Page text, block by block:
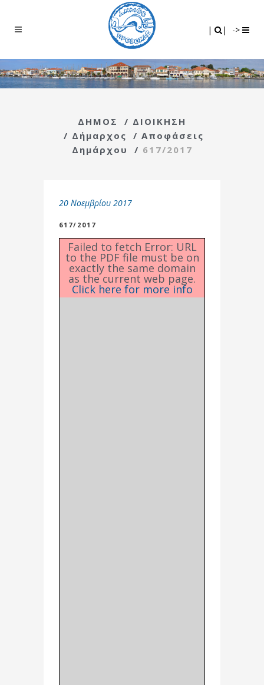
| | ->
ΔΗΜΟΣ / ΔΙΟΙΚΗΣΗ
/ Δήμαρχος / Αποφάσεις
Δημάρχου
/ 617/2017
20 Νοεμβρίου 2017
617/2017
Failed to fetch Error: URL
to the PDF file must be on
exactly the same domain
as the current web page.
Click here for more info